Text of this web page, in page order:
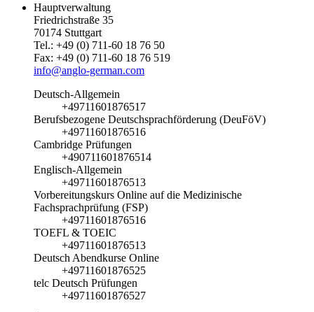
Hauptverwaltung
Friedrichstraße 35
70174 Stuttgart
Tel.: +49 (0) 711-60 18 76 50
Fax: +49 (0) 711-60 18 76 519
info@anglo-german.com
Deutsch-Allgemein
+49711601876517
Berufsbezogene Deutschsprachförderung (DeuFöV)
+49711601876516
Cambridge Prüfungen
+490711601876514
Englisch-Allgemein
+49711601876513
Vorbereitungskurs Online auf die Medizinische
Fachsprachprüfung (FSP)
+49711601876516
TOEFL & TOEIC
+49711601876513
Deutsch Abendkurse Online
+49711601876525
telc Deutsch Prüfungen
+49711601876527